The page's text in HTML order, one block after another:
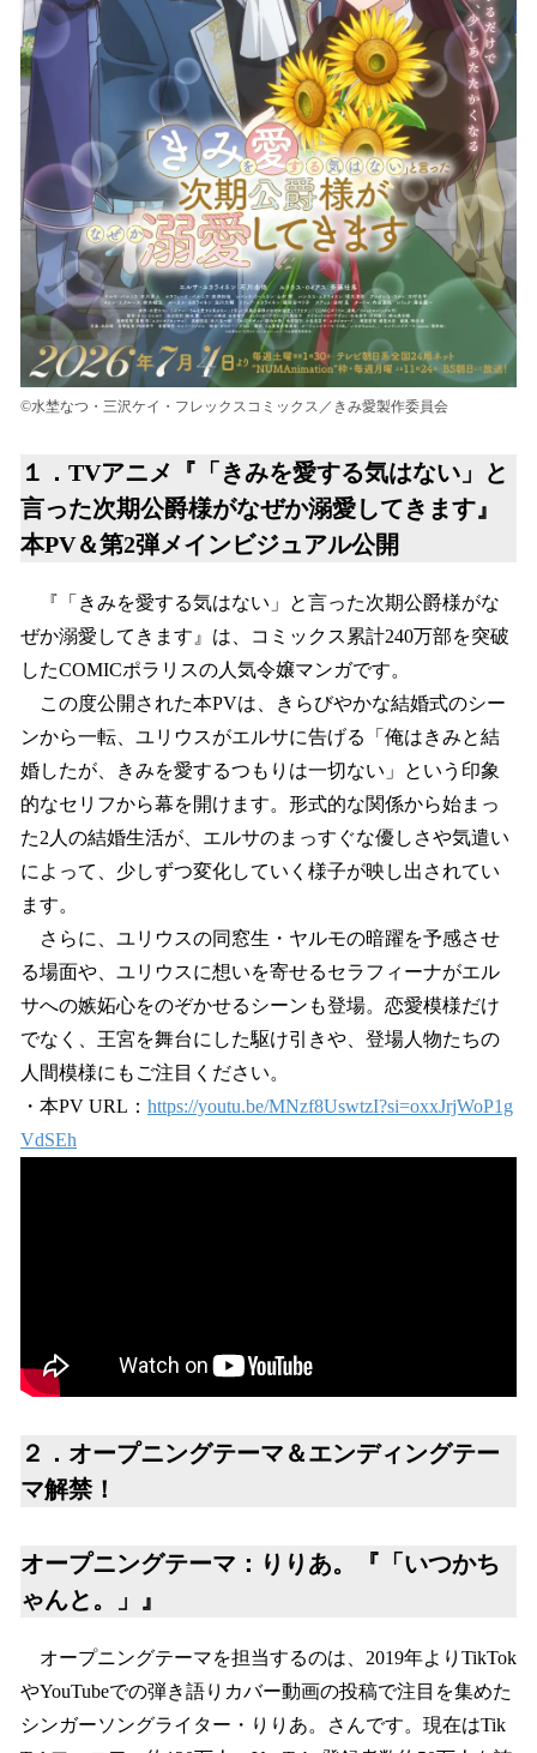
©水埜なつ・三沢ケイ・フレックスコミックス／きみ愛製作委員会
１．TVアニメ『「きみを愛する気はない」と
言った次期公爵様がなぜか溺愛してきます』
本PV＆第2弾メインビジュアル公開
『「きみを愛する気はない」と言った次期公爵様がな
ぜか溺愛してきます』は、コミックス累計240万部を突破
したCOMICポラリスの人気令嬢マンガです。
この度公開された本PVは、きらびやかな結婚式のシー
ンから一転、ユリウスがエルサに告げる「俺はきみと結
婚したが、きみを愛するつもりは一切ない」という印象
的なセリフから幕を開けます。形式的な関係から始まっ
た2人の結婚生活が、エルサのまっすぐな優しさや気遣い
によって、少しずつ変化していく様子が映し出されてい
ます。
さらに、ユリウスの同窓生・ヤルモの暗躍を予感させ
る場面や、ユリウスに想いを寄せるセラフィーナがエル
サへの嫉妬心をのぞかせるシーンも登場。恋愛模様だけ
でなく、王宮を舞台にした駆け引きや、登場人物たちの
人間模様にもご注目ください。
・本PV URL： https://youtu.be/MNzf8UswtzI?si=oxxJrjWoP1g
VdSEh
２．オープニングテーマ＆エンディングテー
マ解禁！
オープニングテーマ：りりあ。『「いつかち
ゃんと。」』
オープニングテーマを担当するのは、2019年よりTikTok
やYouTubeでの弾き語りカバー動画の投稿で注目を集めた
シンガーソングライター・りりあ。さんです。現在はTik